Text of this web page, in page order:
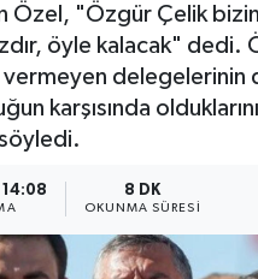
Özel, "Özgür Çelik
öyle kalacak" dedi.
delegelerinin
karşısında
8 DK
OKUNMA SÜRESI